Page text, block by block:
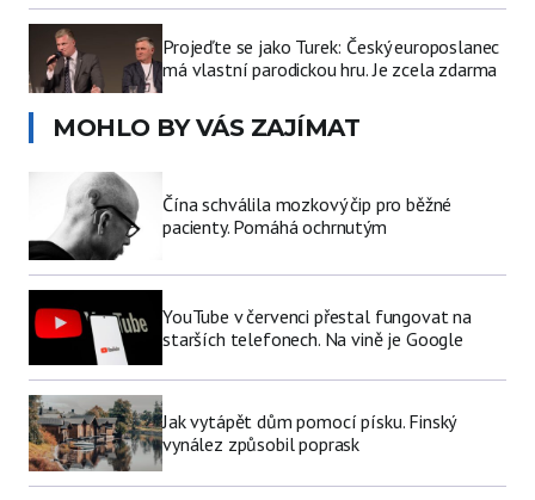
Projeďte se jako Turek: Český europoslanec
má vlastní parodickou hru. Je zcela zdarma
MOHLO BY VÁS ZAJÍMAT
Čína schválila mozkový čip pro běžné
pacienty. Pomáhá ochrnutým
YouTube v červenci přestal fungovat na
starších telefonech. Na vině je Google
Jak vytápět dům pomocí písku. Finský
vynález způsobil poprask